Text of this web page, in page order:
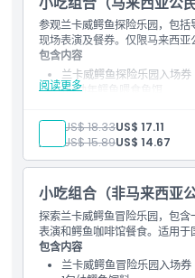
参观兰卡威鳄鱼探险乐园，包括
现场表演及餐券。仅限马来西亚
阅读更多
包含内容
兰卡威鳄鱼探险乐园入场券
1份幼年鳄鱼喂食鱼饵
鳄鱼钓鱼体验
鳄鱼互动环节
餐券
成人: US$ 18.33US$ 17.11
儿童: US$ 15.89US$ 14.67
小吃组合（非马来西亚公
探索兰卡威鳄鱼冒险乐园，包
表演和鳄鱼咖啡馆餐食。适用于
包含内容
兰卡威鳄鱼冒险乐园入场券